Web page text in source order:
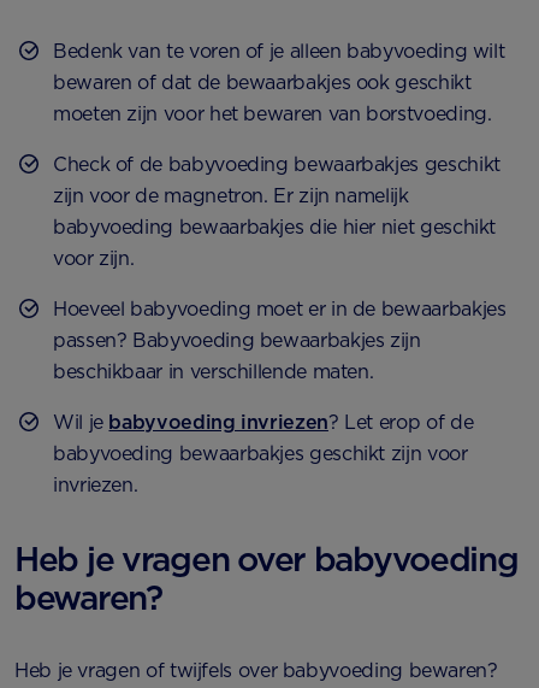
Bedenk van te voren of je alleen babyvoeding wilt
bewaren of dat de bewaarbakjes ook geschikt
moeten zijn voor het bewaren van borstvoeding.
Check of de babyvoeding bewaarbakjes geschikt
zijn voor de magnetron. Er zijn namelijk
babyvoeding bewaarbakjes die hier niet geschikt
voor zijn.
Hoeveel babyvoeding moet er in de bewaarbakjes
passen? Babyvoeding bewaarbakjes zijn
beschikbaar in verschillende maten.
Wil je babyvoeding invriezen? Let erop of de
babyvoeding bewaarbakjes geschikt zijn voor
invriezen.
Heb je vragen over babyvoeding
bewaren?
Heb je vragen of twijfels over babyvoeding bewaren?